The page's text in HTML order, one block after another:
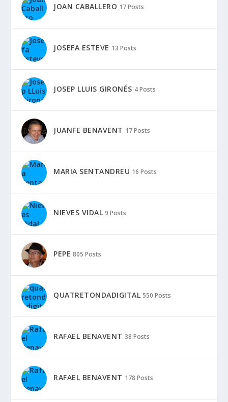
JOAN CABALLERO 17 Posts
JOSEFA ESTEVE 13 Posts
JOSEP LLUIS GIRONÉS 4 Posts
JUANFE BENAVENT 17 Posts
MARIA SENTANDREU 16 Posts
NIEVES VIDAL 9 Posts
PEPE 805 Posts
QUATRETONDADIGITAL 550 Posts
RAFAEL BENAVENT 38 Posts
RAFAEL BENAVENT 178 Posts